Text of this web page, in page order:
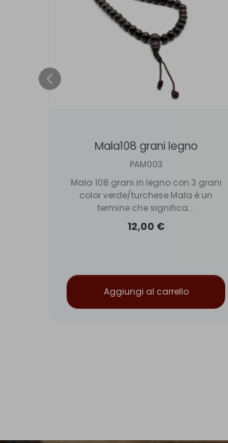
Mala108 grani legno
PAM003
Mala 108 grani in legno con 3 grani
color verde/turchese Mala è un
termine che significa...
12,00 €
Aggiungi al carrello